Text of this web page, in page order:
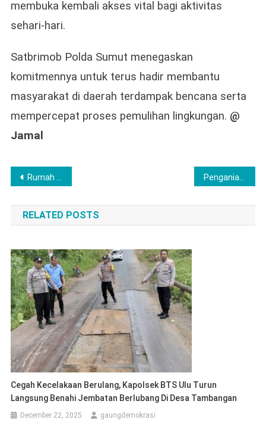
membuka kembali akses vital bagi aktivitas
sehari-hari.
Satbrimob Polda Sumut menegaskan
komitmennya untuk terus hadir membantu
masyarakat di daerah terdampak bencana serta
mempercepat proses pemulihan lingkungan. @
Jamal
Post
navigation
Rumah Asa Silampari Gelar Pelatihan, Anggota Polres Lubuk Linggau Sebagai Fasilitator Penganiayaan Terhadap Wartawan oleh Oknom Kontraktor Lokal di Kota Pagar Alam
RELATED POSTS
Cegah Kecelakaan Berulang, Kapolsek BTS Ulu Turun
Langsung Benahi Jembatan Berlubang Di Desa Tambangan
December 22, 2025 gaungdemokrasi